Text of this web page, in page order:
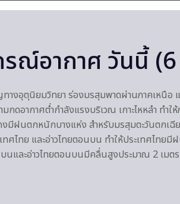
ณ์อากาศ วันนี้
งอุตุนิยมวิทยา ร่องมรสุมพาดผ่านภาคเหนือ
มกดอากาศต่ำกำลังแรงบริเวณ เกาะไหหลำ ทำใ
มีฝนตกหนักบางแห่ง สำหรับมรสุมตะวันตกเฉี
ศไทย และอ่าวไทยตอนบน ทำให้ประเทศไทยมี
นและอ่าวไทยตอนบนมีคลื่นสูงประมาณ 2 เม